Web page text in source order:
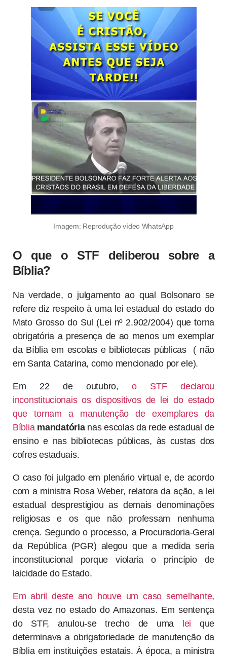
Imagem: Reprodução vídeo WhatsApp
O que o STF deliberou sobre a
Bíblia?
Na verdade, o julgamento ao qual Bolsonaro se
refere diz respeito à uma lei estadual do estado do
Mato Grosso do Sul (Lei nº 2.902/2004) que torna
obrigatória a presença de ao menos um exemplar
da Bíblia em escolas e bibliotecas públicas ( não
em Santa Catarina, como mencionado por ele).
Em 22 de outubro, o STF declarou
inconstitucionais os dispositivos de lei do estado
que tornam a manutenção de exemplares da
Bíblia mandatórianas escolas da rede estadual de
ensino e nas bibliotecas públicas, às custas dos
cofres estaduais.
O caso foi julgado em plenário virtual e, de acordo
com a ministra Rosa Weber, relatora da ação, a lei
estadual desprestigiou as demais denominações
religiosas e os que não professam nenhuma
crença. Segundo o processo, a Procuradoria-Geral
da República (PGR) alegou que a medida seria
inconstitucional porque violaria o princípio de
laicidade do Estado.
Em abril deste ano houve um caso semelhante,
desta vez no estado do Amazonas. Em sentença
do STF, anulou-se trecho de uma lei que
determinava a obrigatoriedade de manutenção da
Bíblia em instituições estatais. À época, a ministra